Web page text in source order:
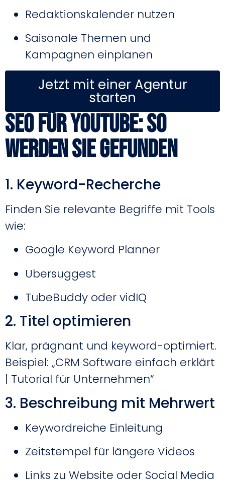
Redaktionskalender nutzen
Saisonale Themen und
Kampagnen einplanen
Jetzt mit einer Agentur
starten
SEO für YouTube: So
werden Sie gefunden
1. Keyword-Recherche
Finden Sie relevante Begriffe mit Tools
wie:
Google Keyword Planner
Ubersuggest
TubeBuddy oder vidIQ
2. Titel optimieren
Klar, prägnant und keyword-optimiert.
Beispiel: „CRM Software einfach erklärt
| Tutorial für Unternehmen“
3. Beschreibung mit Mehrwert
Keywordreiche Einleitung
Zeitstempel für längere Videos
Links zu Website oder Social Media